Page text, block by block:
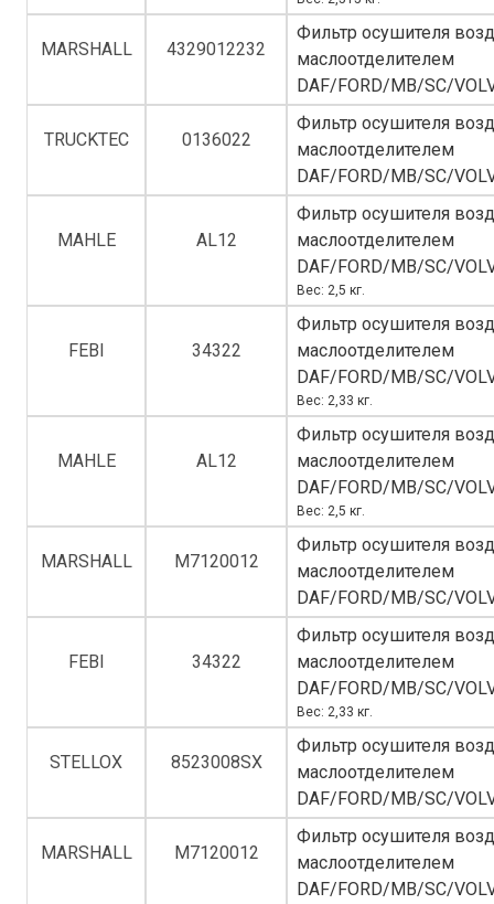
MARSHALL 4329012232
Фильтр осушителя
маслоотделителем
DAF/FORD/MB/SC/
TRUCKTEC 0136022
Фильтр осушителя
маслоотделителем
DAF/FORD/MB/SC/
MAHLE AL12
Фильтр осушителя
маслоотделителем
DAF/FORD/MB/SC/
Вес: 2,5 кг.
FEBI 34322
Фильтр осушителя
маслоотделителем
DAF/FORD/MB/SC/
Вес: 2,33 кг.
MAHLE AL12
Фильтр осушителя
маслоотделителем
DAF/FORD/MB/SC/
Вес: 2,5 кг.
MARSHALL M7120012
Фильтр осушителя
маслоотделителем
DAF/FORD/MB/SC/
FEBI 34322
Фильтр осушителя
маслоотделителем
DAF/FORD/MB/SC/
Вес: 2,33 кг.
STELLOX 8523008SX
Фильтр осушителя
маслоотделителем
DAF/FORD/MB/SC/
MARSHALL M7120012
Фильтр осушителя
маслоотделителем
DAF/FORD/MB/SC/